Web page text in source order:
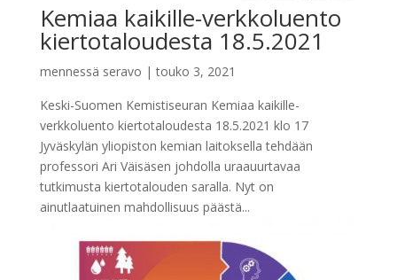
Kemiaa kaikille-verkkoluento
kiertotaloudesta 18.5.2021
mennessä seravo |touko 3, 2021
Keski-Suomen Kemistiseuran Kemiaa kaikille-
verkkoluento kiertotaloudesta 18.5.2021 klo 17
Jyväskylän yliopiston kemian laitoksella tehdään
professori Ari Väisäsen johdolla uraauurtavaa
tutkimusta kiertotalouden saralla. Nyt on
ainutlaatuinen mahdollisuus päästä...